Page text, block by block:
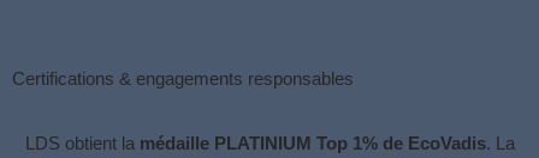
Certifications & engagements responsables
LDS obtient la médaille PLATINIUM Top 1% de EcoVadis. La